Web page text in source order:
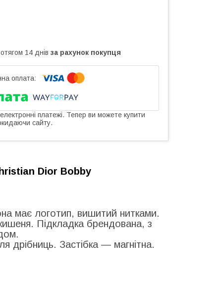
14 днів за рахунок покупця
платежі. Тепер ви можете купити
сайту.
Dior Bobby
має логотип, вишитий нитками.
Підкладка брендована, з
дрібниць. Застібка — магнітна.